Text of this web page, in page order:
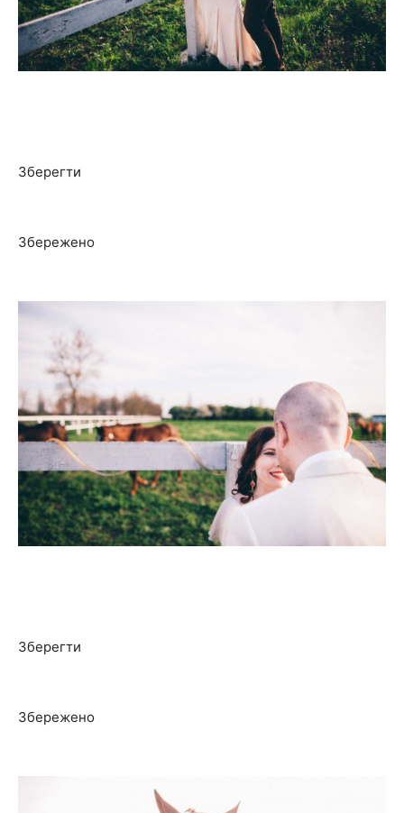
Зберегти
Збережено
Зберегти
Збережено